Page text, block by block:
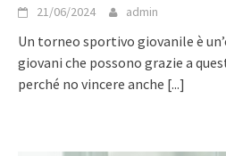
21/06/2024 admin
Un torneo sportivo giovanile è
giovani che possono grazie a
perché no vincere anche [...]